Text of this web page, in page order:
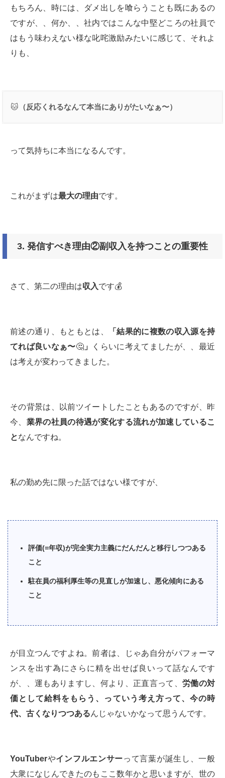
もちろん、時には、ダメ出しを喰らうことも既にあるの
ですが、、何か、、社内ではこんな中堅どころの社員で
はもう味わえない様な叱咤激励みたいに感じて、それよ
りも、
🐱 （反応くれるなんて本当にありがたいなぁ〜）
って気持ちに本当になるんです。
これがまずは最大の理由です。
3. 発信すべき理由②副収入を持つことの重要性
さて、第二の理由は収入です💰
前述の通り、もともとは、
「結果的に複数の収入源を持
てれば良いなぁ〜🤔 」
くらいに考えてましたが、、最近
は考えが変わってきました。
その背景は、以前ツイートしたこともあるのですが、昨
今、 業界の社員の待遇が変化する流れが加速しているこ
となんですね。
私の勤め先に限った話ではない様ですが、
評価(=年収)が完全実力主義にだんだんと移行しつつある
こと
駐在員の福利厚生等の見直しが加速し、悪化傾向にある
こと
が目立つんですよね。前者は、じゃあ自分がパフォーマ
ンスを出す為にさらに精を出せば良いって話なんです
が、、運もありますし、何より、正直言って、 労働の対
価として給料をもらう、っていう考え方って、今の時
代、古くなりつつあるんじゃないかなって思うんです。
YouTuberやインフルエンサーって言葉が誕生し、一般
大衆になじんできたのもここ数年かと思いますが、世の